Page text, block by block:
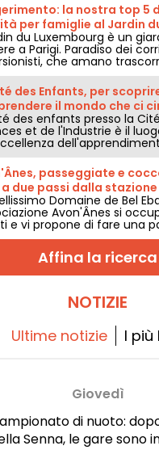
la nostra top 5
per famiglie al Jardin
du Luxembourg è un
a Parigi. Paradiso dei
che amano
è anche il luogo
che possono sfogarsi o
delle attività per
dal giardino.
des Enfants, per
il mondo che ci
anni
des enfants presso la
et de l'Industrie è il
Per i bambini
i bambini possono scoprire
circonda utilizzando i
passeggiate e
due passi dalla stazione
Avon
Domaine de Bel
Avon'Ânes si
e vi propone di fare una
a loro.
Affina la ricerca
NOTIZIE
Ultime notizie I più
Giovedì
di nuoto:
Senna, le gare sono